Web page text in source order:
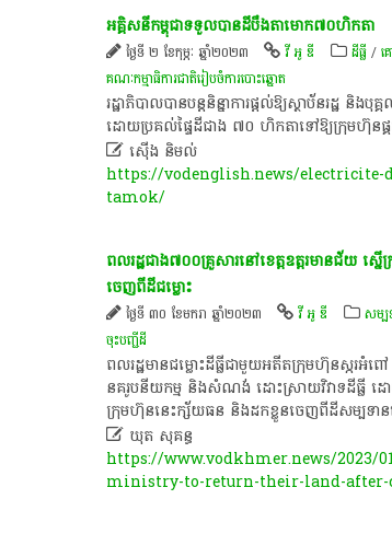
អគ្គិសនី​កម្ពុជា​ទទួល​បាន​ដី​បឹង​តា​មោក​៧០​ហិ​កតា​
ថ្ងៃទី ២ ខែកុម្ភៈ ឆ្នាំ២០២៣ វី អូ ឌី ដីធ្លី/
គណៈកម្មាធិការជាតិរៀបចំការបោះឆ្នោត
រដ្ឋាភិបាល​បាន​បន្ត​និន្នាការ​ផ្តល់​ឱ្យ​ស្ថាប័នរដ្ឋ​ និ
ដោយ​ប្រគល់​ផ្ទៃដី​ជាង​ ៧០​ ហិ​កតា​ទៅ​ឱ្យ​ក្រុមហ៊ុន​ផ្គត់
ស៊ើង និមល់
https://vodenglish.news/electricite-
tamok/
ពលរដ្ឋជាង៧០០គ្រួសារនៅខេត្តឧត្ដរមានជ័យ
ចេញពីដីជម្លោះ
ថ្ងៃទី ៣០ ខែមករា ឆ្នាំ២០២៣ វី អូ ឌី សម្ប
ចុះបញ្ជីដី
ពលរដ្ឋមានជម្លោះដីធ្លីជាមួយអតីតក្រុមហ៊ុនស្ករអំ
នគរូប​នីយ​កម្ម និង​សំណង់ ​​ដោះស្រាយ​វិវាទ​ដីធ្លី
ក្រុមហ៊ុន​នេះក្ស័យធន និងដកខ្លួន​ចេញពីដីសម្បទានស
ឃុត សុគន្ធ
https://www.vodkhmer.news/2023/
ministry-to-return-their-land-